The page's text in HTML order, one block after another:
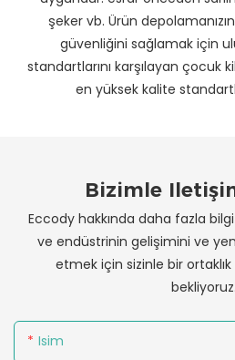
şeker vb. Ürün
güvenliğini sağlamak için
standartlarını karşılayan çocuk
en yüksek kalite
Bizimle
Eccody hakkında daha fazla
ve endüstrinin gelişimini ve
etmek için sizinle bir
bekliyoruz.
Isim